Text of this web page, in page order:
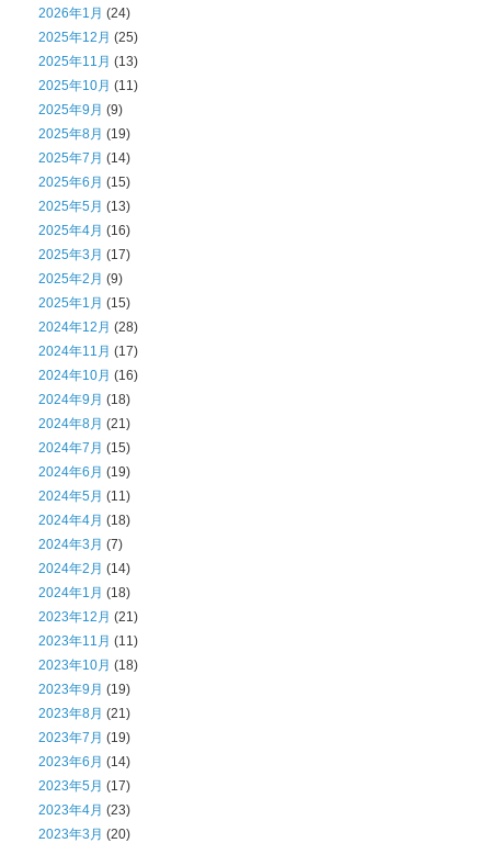
2026年1月 (24)
2025年12月 (25)
2025年11月 (13)
2025年10月 (11)
2025年9月 (9)
2025年8月 (19)
2025年7月 (14)
2025年6月 (15)
2025年5月 (13)
2025年4月 (16)
2025年3月 (17)
2025年2月 (9)
2025年1月 (15)
2024年12月 (28)
2024年11月 (17)
2024年10月 (16)
2024年9月 (18)
2024年8月 (21)
2024年7月 (15)
2024年6月 (19)
2024年5月 (11)
2024年4月 (18)
2024年3月 (7)
2024年2月 (14)
2024年1月 (18)
2023年12月 (21)
2023年11月 (11)
2023年10月 (18)
2023年9月 (19)
2023年8月 (21)
2023年7月 (19)
2023年6月 (14)
2023年5月 (17)
2023年4月 (23)
2023年3月 (20)